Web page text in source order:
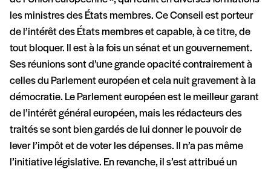
les ministres des États membres. Ce Conseil est porteur
de l’intérêt des États membres et capable, à ce titre, de
tout bloquer. Il est à la fois un sénat et un gouvernement.
Ses réunions sont d’une grande opacité contrairement à
celles du Parlement européen et cela nuit gravement à la
démocratie. Le Parlement européen est le meilleur garant
de l’intérêt général européen, mais les rédacteurs des
traités se sont bien gardés de lui donner le pouvoir de
lever l’impôt et de voter les dépenses. Il n’a pas même
l’initiative législative. En revanche, il s’est attribué un